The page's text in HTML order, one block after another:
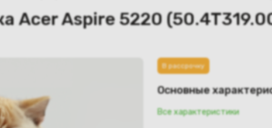
Acer Aspire 5220
В рассрочку
Основные
Все характеристики